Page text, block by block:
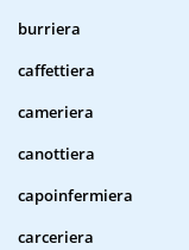
burriera
caffettiera
cameriera
canottiera
capoinfermiera
carceriera